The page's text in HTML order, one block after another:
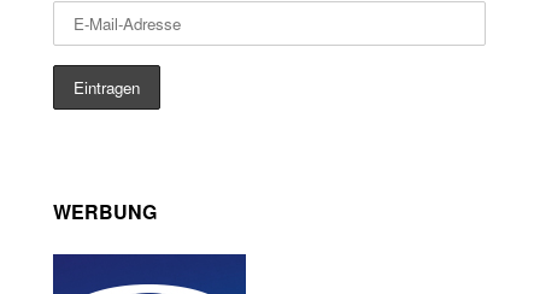
WERBUNG